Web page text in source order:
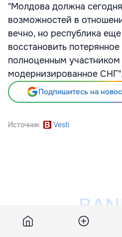
"Молдова должна
возможностей в
вечно, но республика
восстановить
полноценным участником
модернизированное
Подпишитесь на
Источник Vesti